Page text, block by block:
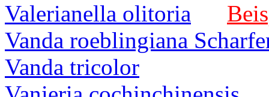
Valerianella olitoria
Vanda roeblingiana
Vanda tricolor